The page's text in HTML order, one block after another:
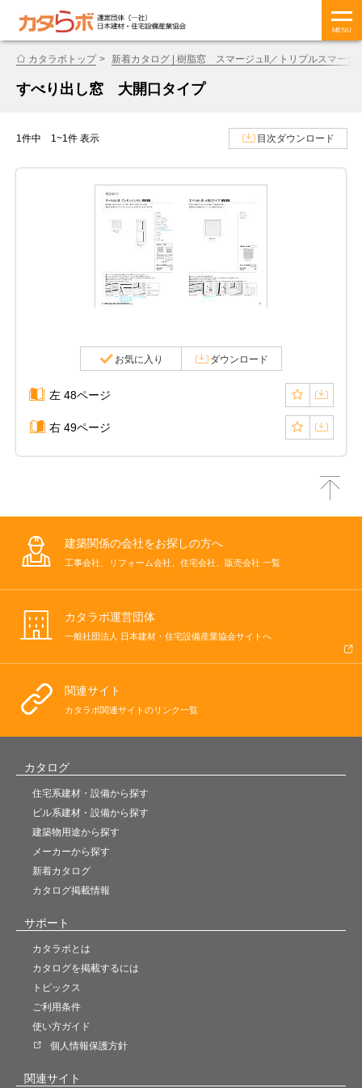
MENU
カタラボトップ 新着カタログ | 樹脂窓 スマージュII／トリプルスマー
すべり出し窓 大開口タイプ
1件中 1~1件 表示 目次ダウンロード
お気に入り ダウンロード
左 48ページ
右 49ページ
建築関係の会社をお探しの方へ
工事会社、リフォーム会社、住宅会社、販売会社 一覧
カタラボ運営団体
一般社団法人 日本建材・住宅設備産業協会サイトへ
関連サイト
カタラボ関連サイトのリンク一覧
カタログ
住宅系建材・設備から探す
ビル系建材・設備から探す
建築物用途から探す
メーカーから探す
新着カタログ
カタログ掲載情報
サポート
カタラボとは
カタログを掲載するには
トピックス
ご利用条件
使い方ガイド
個人情報保護方針
関連サイト